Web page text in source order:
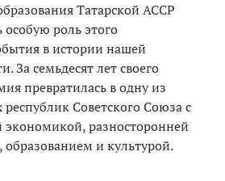
Татарской АССР
особую роль этого
в истории нашей
За семьдесят лет своего
превратилась в одну из
Советского Союза с
экономикой, разносторонней
образованием и культурой.